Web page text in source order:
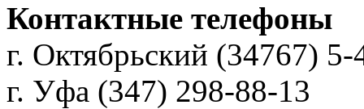
Контактные телефоны
г. Октябрьский (34767) 5-
г. Уфа (347) 298-88-13